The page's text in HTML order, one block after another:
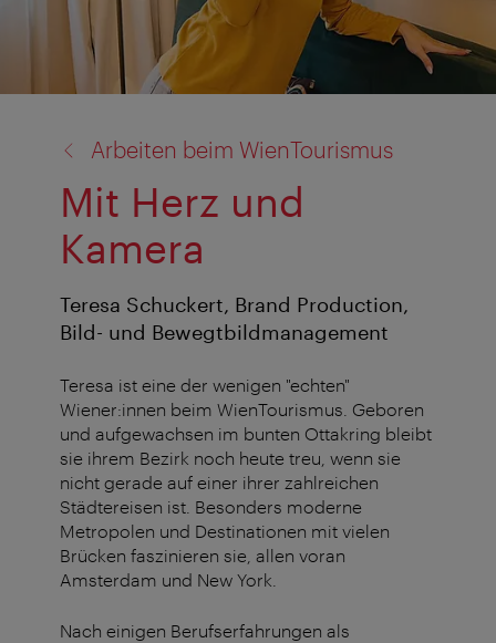
Arbeiten beim WienTourismus
Mit Herz und
Kamera
Teresa Schuckert, Brand Production,
Bild- und Bewegtbildmanagement
Teresa ist eine der wenigen "echten"
Wiener:innen beim WienTourismus. Geboren
und aufgewachsen im bunten Ottakring bleibt
sie ihrem Bezirk noch heute treu, wenn sie
nicht gerade auf einer ihrer zahlreichen
Städtereisen ist. Besonders moderne
Metropolen und Destinationen mit vielen
Brücken faszinieren sie, allen voran
Amsterdam und New York.
Nach einigen Berufserfahrungen als